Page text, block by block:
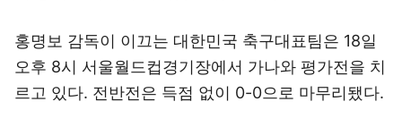
홍명보 감독이 이끄는 대한민국 축구대표팀은 18일
오후 8시 서울월드컵경기장에서 가나와 평가전을 치
르고 있다. 전반전은 득점 없이 0-0으로 마무리됐다.